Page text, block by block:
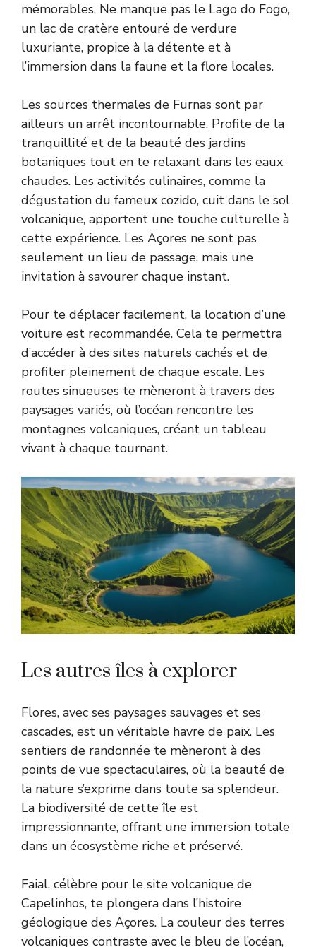
mémorables. Ne manque pas le Lago do Fogo,
un lac de cratère entouré de verdure
luxuriante, propice à la détente et à
l’immersion dans la faune et la flore locales.
Les sources thermales de Furnas sont par
ailleurs un arrêt incontournable. Profite de la
tranquillité et de la beauté des jardins
botaniques tout en te relaxant dans les eaux
chaudes. Les activités culinaires, comme la
dégustation du fameux cozido, cuit dans le sol
volcanique, apportent une touche culturelle à
cette expérience. Les Açores ne sont pas
seulement un lieu de passage, mais une
invitation à savourer chaque instant.
Pour te déplacer facilement, la location d’une
voiture est recommandée. Cela te permettra
d’accéder à des sites naturels cachés et de
profiter pleinement de chaque escale. Les
routes sinueuses te mèneront à travers des
paysages variés, où l’océan rencontre les
montagnes volcaniques, créant un tableau
vivant à chaque tournant.
Les autres îles à explorer
Flores, avec ses paysages sauvages et ses
cascades, est un véritable havre de paix. Les
sentiers de randonnée te mèneront à des
points de vue spectaculaires, où la beauté de
la nature s’exprime dans toute sa splendeur.
La biodiversité de cette île est
impressionnante, offrant une immersion totale
dans un écosystème riche et préservé.
Faial, célèbre pour le site volcanique de
Capelinhos, te plongera dans l’histoire
géologique des Açores. La couleur des terres
volcaniques contraste avec le bleu de l’océan,